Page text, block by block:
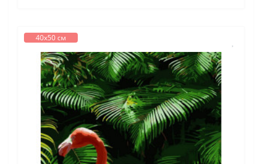
40х50 см